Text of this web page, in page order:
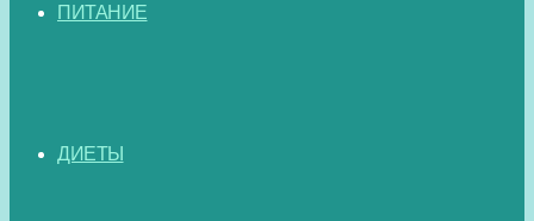
ПИТАНИЕ
ДИЕТЫ